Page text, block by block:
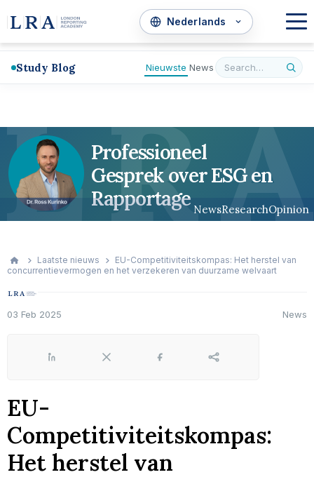
Study Blog Nieuwste News
Professioneel
Gesprek over ESG en
Rapportage NewsResearchOpinion
LRA
Laatste nieuws
EU-Competitiviteitskompas: Het herstel van
concurrentievermogen en het verzekeren van duurzame welvaart
03 Feb 2025 News
LinkedIn X Facebook Share
EU-
Competitiviteitskompas:
Het herstel van